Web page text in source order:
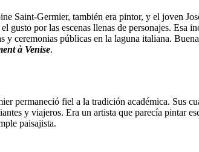
Saint-Germier, también era pintor, y el joven
por las escenas llenas de personajes.
ceremonias públicas en la laguna italiana.
à Venise.
permaneció fiel a la tradición académica. Sus
y viajeros. Era un artista que parecía pintar
paisajista.